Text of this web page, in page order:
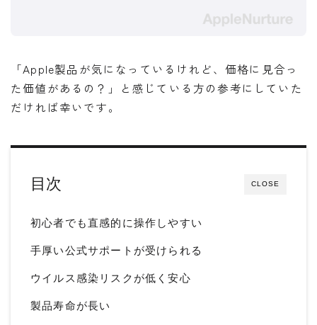
「Apple製品が気になっているけれど、価格に見合っ
た価値があるの？」と感じている方の参考にしていた
だければ幸いです。
CLOSE
目次
初心者でも直感的に操作しやすい
手厚い公式サポートが受けられる
ウイルス感染リスクが低く安心
製品寿命が長い